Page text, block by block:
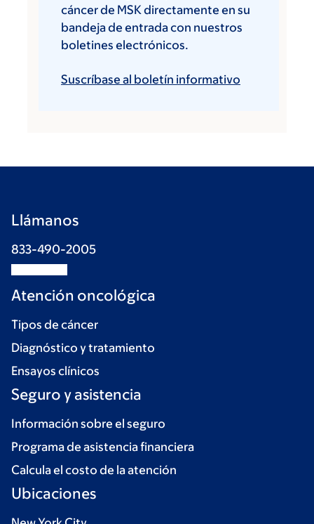
cáncer de MSK directamente en su
bandeja de entrada con nuestros
boletines electrónicos.
Suscríbase al boletín informativo
Llámanos
833-490-2005
Atención oncológica
Tipos de cáncer
Diagnóstico y tratamiento
Ensayos clínicos
Seguro y asistencia
Información sobre el seguro
Programa de asistencia financiera
Calcula el costo de la atención
Ubicaciones